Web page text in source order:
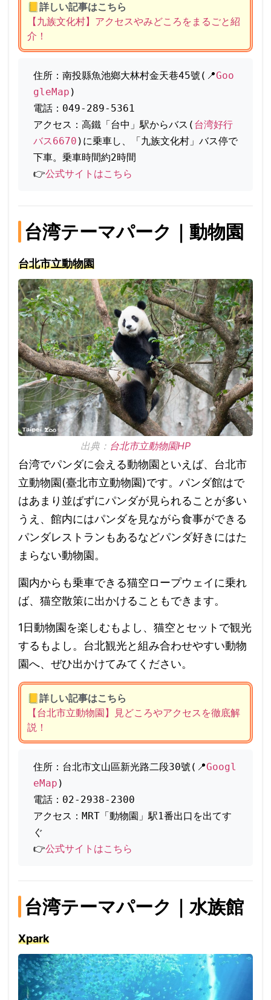
📒詳しい記事はこちら
【九族文化村】アクセスやみどころをまるごと紹
介！
住所：南投縣魚池鄉大林村金天巷45號(📍Goo
gleMap )
電話：049-289-5361
アクセス：高鐵「台中」駅からバス( 台湾好行
バス6670 )に乗車し、「九族文化村」バス停で
下車。乗車時間約2時間
👉公式サイトはこちら
台湾テーマパーク｜動物園
台北市立動物園
出典： 台北市立動物園HP
台湾でパンダに会える動物園といえば、台北市
立動物園(臺北市立動物園)です。パンダ館はで
はあまり並ばずにパンダが見られることが多い
うえ、館内にはパンダを見ながら食事ができる
パンダレストランもあるなどパンダ好きにはた
まらない動物園。
園内からも乗車できる猫空ロープウェイに乗れ
ば、猫空散策に出かけることもできます。
1日動物園を楽しむもよし、猫空とセットで観光
するもよし。台北観光と組み合わせやすい動物
園へ、ぜひ出かけてみてください。
📒詳しい記事はこちら
【台北市立動物園】見どころやアクセスを徹底解
説！
住所：台北市文山區新光路二段30號(📍Googl
eMap )
電話：02-2938-2300
アクセス：MRT「動物園」駅1番出口を出てす
ぐ
👉公式サイトはこちら
台湾テーマパーク｜水族館
Xpark